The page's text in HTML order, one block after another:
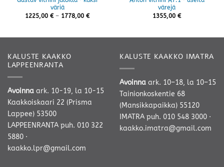
väriä
1225,00 € – 1778,00 €Hintaluokka:
värejä
1355,00 €
KALUSTE KAAKKO
LAPPEENRANTA
Avoinna ark. 10-19, la 10-15
Kaakkoiskaari 22 (Prisma
Lappee) 53500
LAPPEENRANTA puh. 010 322
5880 ·
kaakko.lpr@gmail.com
KALUSTE KAAKKO IMATRA
Avoinna ark. 10–18, la 10–15
Tainionkoskentie 68
(Mansikkapaikka) 55120
IMATRA puh. 010 548 3000 ·
kaakko.imatra@gmail.com